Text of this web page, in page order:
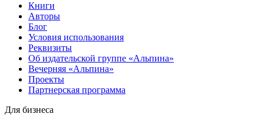
Книги
Авторы
Блог
Условия использования
Реквизиты
Об издательской группе «Альпина»
Вечерняя «Альпина»
Проекты
Партнерская программа
Для бизнеса